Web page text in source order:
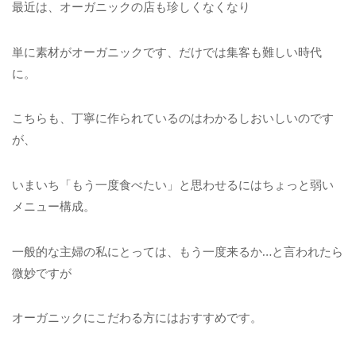
最近は、オーガニックの店も珍しくなくなり
単に素材がオーガニックです、だけでは集客も難しい時代
に。
こちらも、丁寧に作られているのはわかるしおいしいのです
が、
いまいち「もう一度食べたい」と思わせるにはちょっと弱い
メニュー構成。
一般的な主婦の私にとっては、もう一度来るか…と言われたら
微妙ですが
オーガニックにこだわる方にはおすすめです。